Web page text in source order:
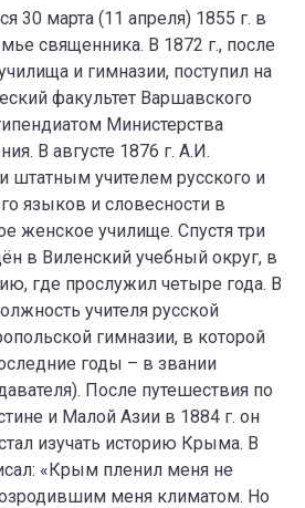
30 марта (11 апреля) 1855 г. в
священника. В 1872 г., после
и гимназии, поступил на
факультет Варшавского
Министерства
В августе 1876 г. А.И.
штатным учителем русского и
языков и словесности в
женское училище. Спустя три
в Виленский учебный округ, в
где прослужил четыре года. В
учителя русской
гимназии, в которой
годы – в звании
После путешествия по
и Малой Азии в 1884 г. он
изучать историю Крыма. В
«Крым пленил меня не
меня климатом. Но